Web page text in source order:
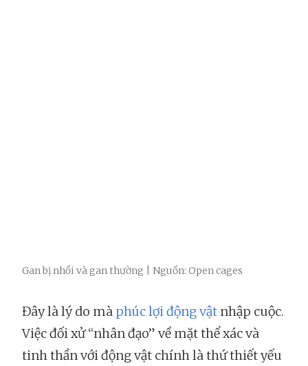
Gan bị nhồi và gan thường | Nguồn: Open cages
Đây là lý do mà phúc lợi động vật nhập cuộc.
Việc đối xử “nhân đạo” về mặt thể xác và
tinh thần với động vật chính là thứ thiết yếu